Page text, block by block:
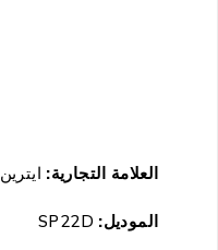
العلامة التجارية: ايترين
الموديل: